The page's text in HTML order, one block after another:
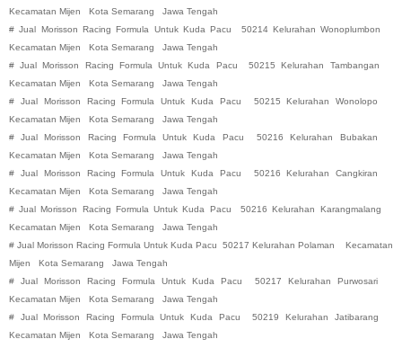
Kecamatan Mijen
Kota Semarang
Jawa Tengah
# Jual Morisson Racing Formula Untuk Kuda Pacu
50214 Kelurahan Wonoplumbon
Kecamatan Mijen
Kota Semarang
Jawa Tengah
# Jual Morisson Racing Formula Untuk Kuda Pacu
50215 Kelurahan Tambangan
Kecamatan Mijen
Kota Semarang
Jawa Tengah
#
Jual Morisson Racing Formula Untuk Kuda Pacu
50215 Kelurahan Wonolopo
Kecamatan Mijen
Kota Semarang
Jawa Tengah
#
Jual Morisson Racing Formula Untuk Kuda Pacu
50216 Kelurahan Bubakan
Kecamatan Mijen
Kota Semarang
Jawa Tengah
#
Jual Morisson Racing Formula Untuk Kuda Pacu
50216 Kelurahan Cangkiran
Kecamatan Mijen
Kota Semarang
Jawa Tengah
# Jual Morisson Racing Formula Untuk Kuda Pacu
50216 Kelurahan Karangmalang
Kecamatan Mijen
Kota Semarang
Jawa Tengah
# Jual Morisson Racing Formula Untuk Kuda Pacu 50217 Kelurahan Polaman
Kecamatan
Mijen
Kota Semarang
Jawa Tengah
#
Jual Morisson Racing Formula Untuk Kuda Pacu
50217 Kelurahan Purwosari
Kecamatan Mijen
Kota Semarang
Jawa Tengah
#
Jual Morisson Racing Formula Untuk Kuda Pacu
50219 Kelurahan Jatibarang
Kecamatan Mijen
Kota Semarang Jawa Tengah